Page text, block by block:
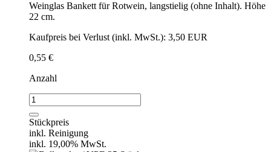
Weinglas Bankett für Rotwein, langstielig (ohne Inhalt). Höhe
22 cm.
Kaufpreis bei Verlust (inkl. MwSt.): 3,50 EUR
0,55 €
Anzahl
Weinglas
Rotwein
einzeln
Menge
Stückpreis
inkl. Reinigung
inkl. 19,00% MwSt.